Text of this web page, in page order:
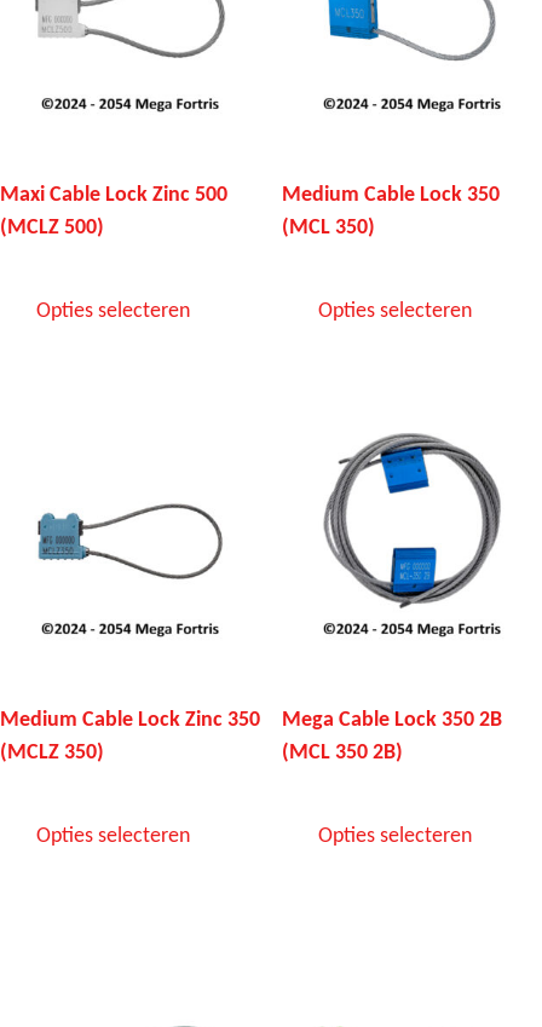
Maxi Cable Lock Zinc 500
(MCLZ 500)
Opties selecteren
Medium Cable Lock 350
(MCL 350)
Opties selecteren
Medium Cable Lock Zinc 350
(MCLZ 350)
Opties selecteren
Mega Cable Lock 350 2B
(MCL 350 2B)
Opties selecteren